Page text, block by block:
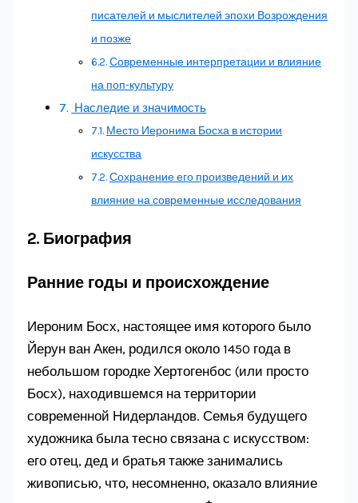
писателей и мыслителей эпохи Возрождения
и позже
Современные интерпретации и влияние
на поп-культуру
Наследие и значимость
Место Иеронима Босха в истории
искусства
Сохранение его произведений и их
влияние на современные исследования
2. Биография
Ранние годы и происхождение
Иероним Босх, настоящее имя которого было
Йерун ван Акен, родился около 1450 года в
небольшом городке Хертогенбос (или просто
Босх), находившемся на территории
современной Нидерландов. Семья будущего
художника была тесно связана с искусством:
его отец, дед и братья также занимались
живописью, что, несомненно, оказало влияние